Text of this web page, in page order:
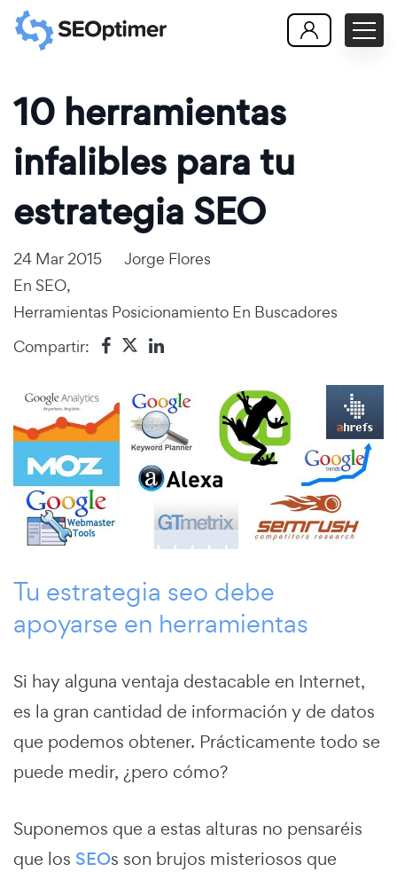
10 herramientas
infalibles para tu
estrategia SEO
24 Mar 2015
Jorge Flores
En SEO,
Herramientas Posicionamiento En Buscadores
Compartir:
Tu estrategia seo debe
apoyarse en herramientas
Si hay alguna ventaja destacable en Internet,
es la gran cantidad de información y de datos
que podemos obtener. Prácticamente todo se
puede medir, ¿pero cómo?
Suponemos que a estas alturas no pensaréis
que los SEOs son brujos misteriosos que